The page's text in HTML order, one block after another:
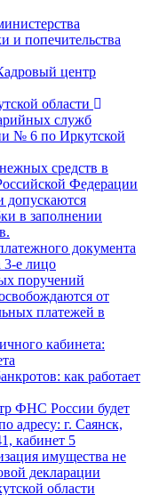
и попечительства
центр
области
служб
№ 6 по Иркутской
средств в
Федерации
допускаются
в заполнении
документа
3-е лицо
поручений
от
платежей в
кабинета:
как работает
ФНС России будет
адресу: г. Саянск,
кабинет 5
имущества не
декларации
области